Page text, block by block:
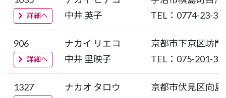
詳細へ
中井 英子
TEL：0774-23-
906
詳細へ
ナカイ リエコ
中井 里映子
京都市下京区坊
TEL：075-201-
1327
ナカオ タロウ
京都市伏見区向